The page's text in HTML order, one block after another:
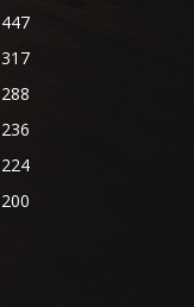
447
317
288
236
224
200